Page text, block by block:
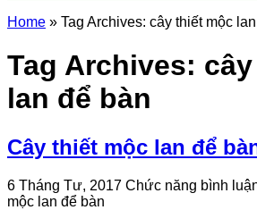
Home » Tag Archives: cây thiết mộc
Tag Archives:
lan để bàn
Cây thiết mộc lan để
6 Tháng Tư, 2017 Chức năng bình
mộc lan để bàn